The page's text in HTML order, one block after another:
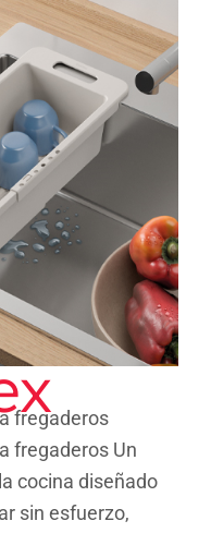
fregaderos
fregaderos Un
cocina diseñado
sin esfuerzo,